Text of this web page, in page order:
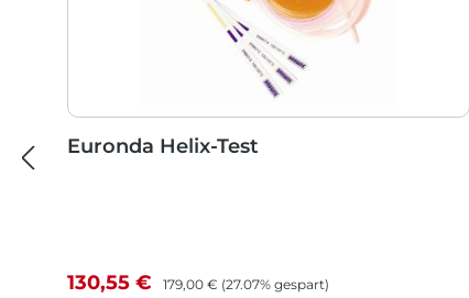
Euronda Helix-Test
Verkaufspreis:
130,55 € Regulärer Preis:
179,00 € (27.07% gespart)